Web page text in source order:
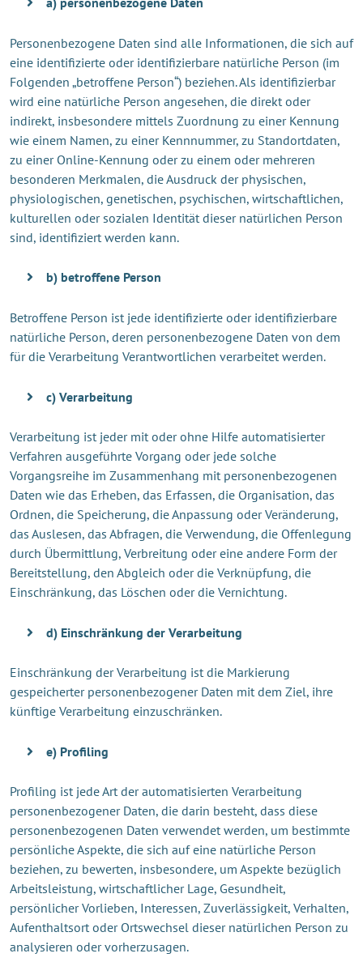
Personenbezogene Daten sind alle Informationen, die sich auf
eine identifizierte oder identifizierbare natürliche Person (im
Folgenden „betroffene Person“) beziehen. Als identifizierbar
wird eine natürliche Person angesehen, die direkt oder
indirekt, insbesondere mittels Zuordnung zu einer Kennung
wie einem Namen, zu einer Kennnummer, zu Standortdaten,
zu einer Online-Kennung oder zu einem oder mehreren
besonderen Merkmalen, die Ausdruck der physischen,
physiologischen, genetischen, psychischen, wirtschaftlichen,
kulturellen oder sozialen Identität dieser natürlichen Person
sind, identifiziert werden kann.
b) betroffene Person
Betroffene Person ist jede identifizierte oder identifizierbare
natürliche Person, deren personenbezogene Daten von dem
für die Verarbeitung Verantwortlichen verarbeitet werden.
c) Verarbeitung
Verarbeitung ist jeder mit oder ohne Hilfe automatisierter
Verfahren ausgeführte Vorgang oder jede solche
Vorgangsreihe im Zusammenhang mit personenbezogenen
Daten wie das Erheben, das Erfassen, die Organisation, das
Ordnen, die Speicherung, die Anpassung oder Veränderung,
das Auslesen, das Abfragen, die Verwendung, die Offenlegung
durch Übermittlung, Verbreitung oder eine andere Form der
Bereitstellung, den Abgleich oder die Verknüpfung, die
Einschränkung, das Löschen oder die Vernichtung.
d) Einschränkung der Verarbeitung
Einschränkung der Verarbeitung ist die Markierung
gespeicherter personenbezogener Daten mit dem Ziel, ihre
künftige Verarbeitung einzuschränken.
e) Profiling
Profiling ist jede Art der automatisierten Verarbeitung
personenbezogener Daten, die darin besteht, dass diese
personenbezogenen Daten verwendet werden, um bestimmte
persönliche Aspekte, die sich auf eine natürliche Person
beziehen, zu bewerten, insbesondere, um Aspekte bezüglich
Arbeitsleistung, wirtschaftlicher Lage, Gesundheit,
persönlicher Vorlieben, Interessen, Zuverlässigkeit, Verhalten,
Aufenthaltsort oder Ortswechsel dieser natürlichen Person zu
analysieren oder vorherzusagen.